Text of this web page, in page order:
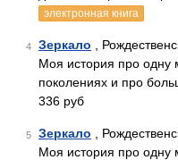
электронная книга
4 Зеркало ,
Моя история про одну
поколениях и про
336 руб
5 Зеркало ,
Моя история про одну